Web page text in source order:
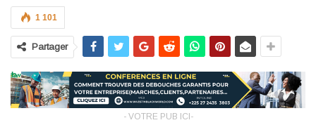
1 101
Partager
- VOTRE PUB ICI-